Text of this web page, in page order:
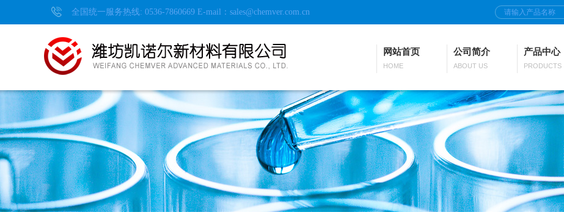
全国统一服务热线: 0536-7860669 E-mail： sales@chemver.com.cn
网站首页
HOME
公司简介
ABOUT US
产品中心
PRODUCTS